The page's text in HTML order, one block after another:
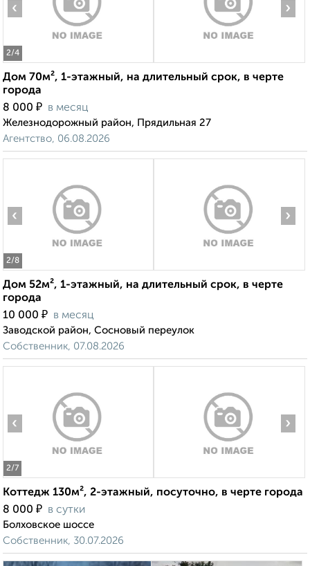
2/4
‹ ›
Дом 70м², 1-этажный, на длительный срок, в черте
города
8 000 ₽ в месяц
Железнодорожный район, Прядильная 27
Агентство, 06.08.2026
2/8
‹ ›
Дом 52м², 1-этажный, на длительный срок, в черте
города
10 000 ₽ в месяц
Заводской район, Сосновый переулок
Собственник, 07.08.2026
2/7
‹ ›
Коттедж 130м², 2-этажный, посуточно, в черте города
8 000 ₽ в сутки
Болховское шоссе
Собственник, 30.07.2026